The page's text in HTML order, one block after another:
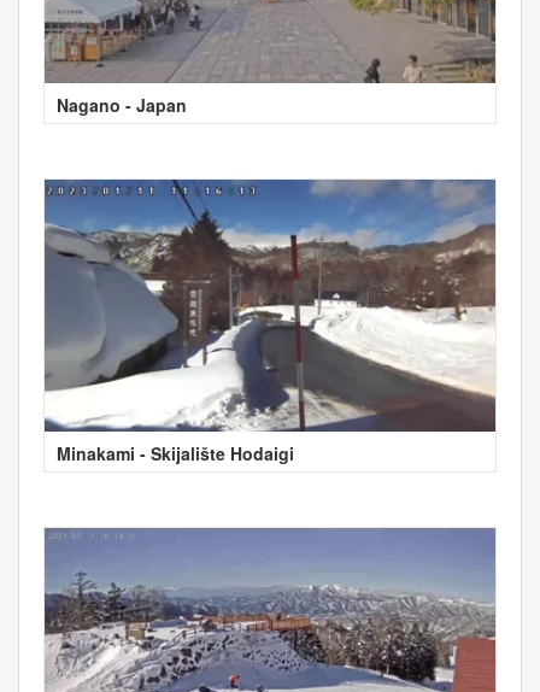
Nagano - Japan
Minakami - Skijalište Hodaigi